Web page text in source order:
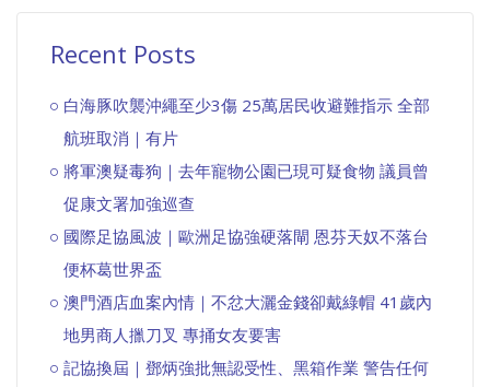
Recent Posts
白海豚吹襲沖繩至少3傷 25萬居民收避難指示 全部
航班取消｜有片
將軍澳疑毒狗｜去年寵物公園已現可疑食物 議員曾
促康文署加強巡查
國際足協風波｜歐洲足協強硬落閘 恩芬天奴不落台
便杯葛世界盃
澳門酒店血案內情｜不忿大灑金錢卻戴綠帽 41歲內
地男商人擸刀叉 專捅女友要害
記協換屆｜鄧炳強批無認受性、黑箱作業 警告任何